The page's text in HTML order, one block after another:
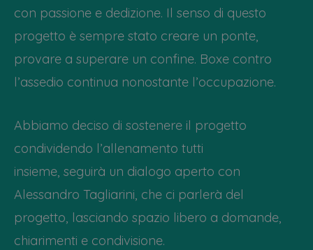
con passione e dedizione. Il senso di questo
progetto è sempre stato creare un ponte,
provare a superare un confine. Boxe contro
l’assedio continua nonostante l’occupazione.
Abbiamo deciso di sostenere il progetto
condividendo l’allenamento tutti
insieme, seguirà un dialogo aperto con
Alessandro Tagliarini, che ci parlerà del
progetto, lasciando spazio libero a domande,
chiarimenti e condivisione.